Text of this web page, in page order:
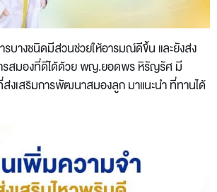
รบางชนิดมีส่วนช่วยให้อารมณ์ดีขึ้น และยังส่ง
รสมองที่ดีได้ด้วย พญ.ยอดพร หิรัญรัศ มี
ส่งเสริมการพัฒนาสมองลูก มาแนะนำ ที่ทานได้